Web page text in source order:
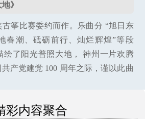
》
古筝比赛委约而作。乐曲分 “旭日东
春潮、砥砺前行、灿烂辉煌”等段
绘了阳光普照大地， 神州一片欢腾
产党建党 100 周年之际，谨以此曲
彩内容聚合